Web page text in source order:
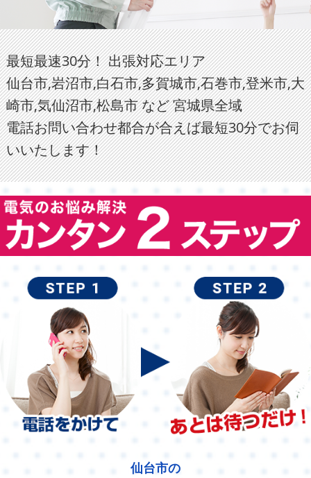
最短最速30分！ 出張対応エリア
仙台市,岩沼市,白石市,多賀城市,石巻市,登米市,大
崎市,気仙沼市,松島市 など 宮城県全域
電話お問い合わせ都合が合えば最短30分でお伺
いいたします！
仙台市の